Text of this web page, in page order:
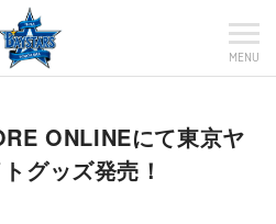
MENU
ONLINEにて東京ヤ
グッズ発売！